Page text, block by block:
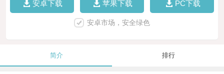
安卓下载 苹果下载 PC下载
安卓市场，安全绿色
简介 排行